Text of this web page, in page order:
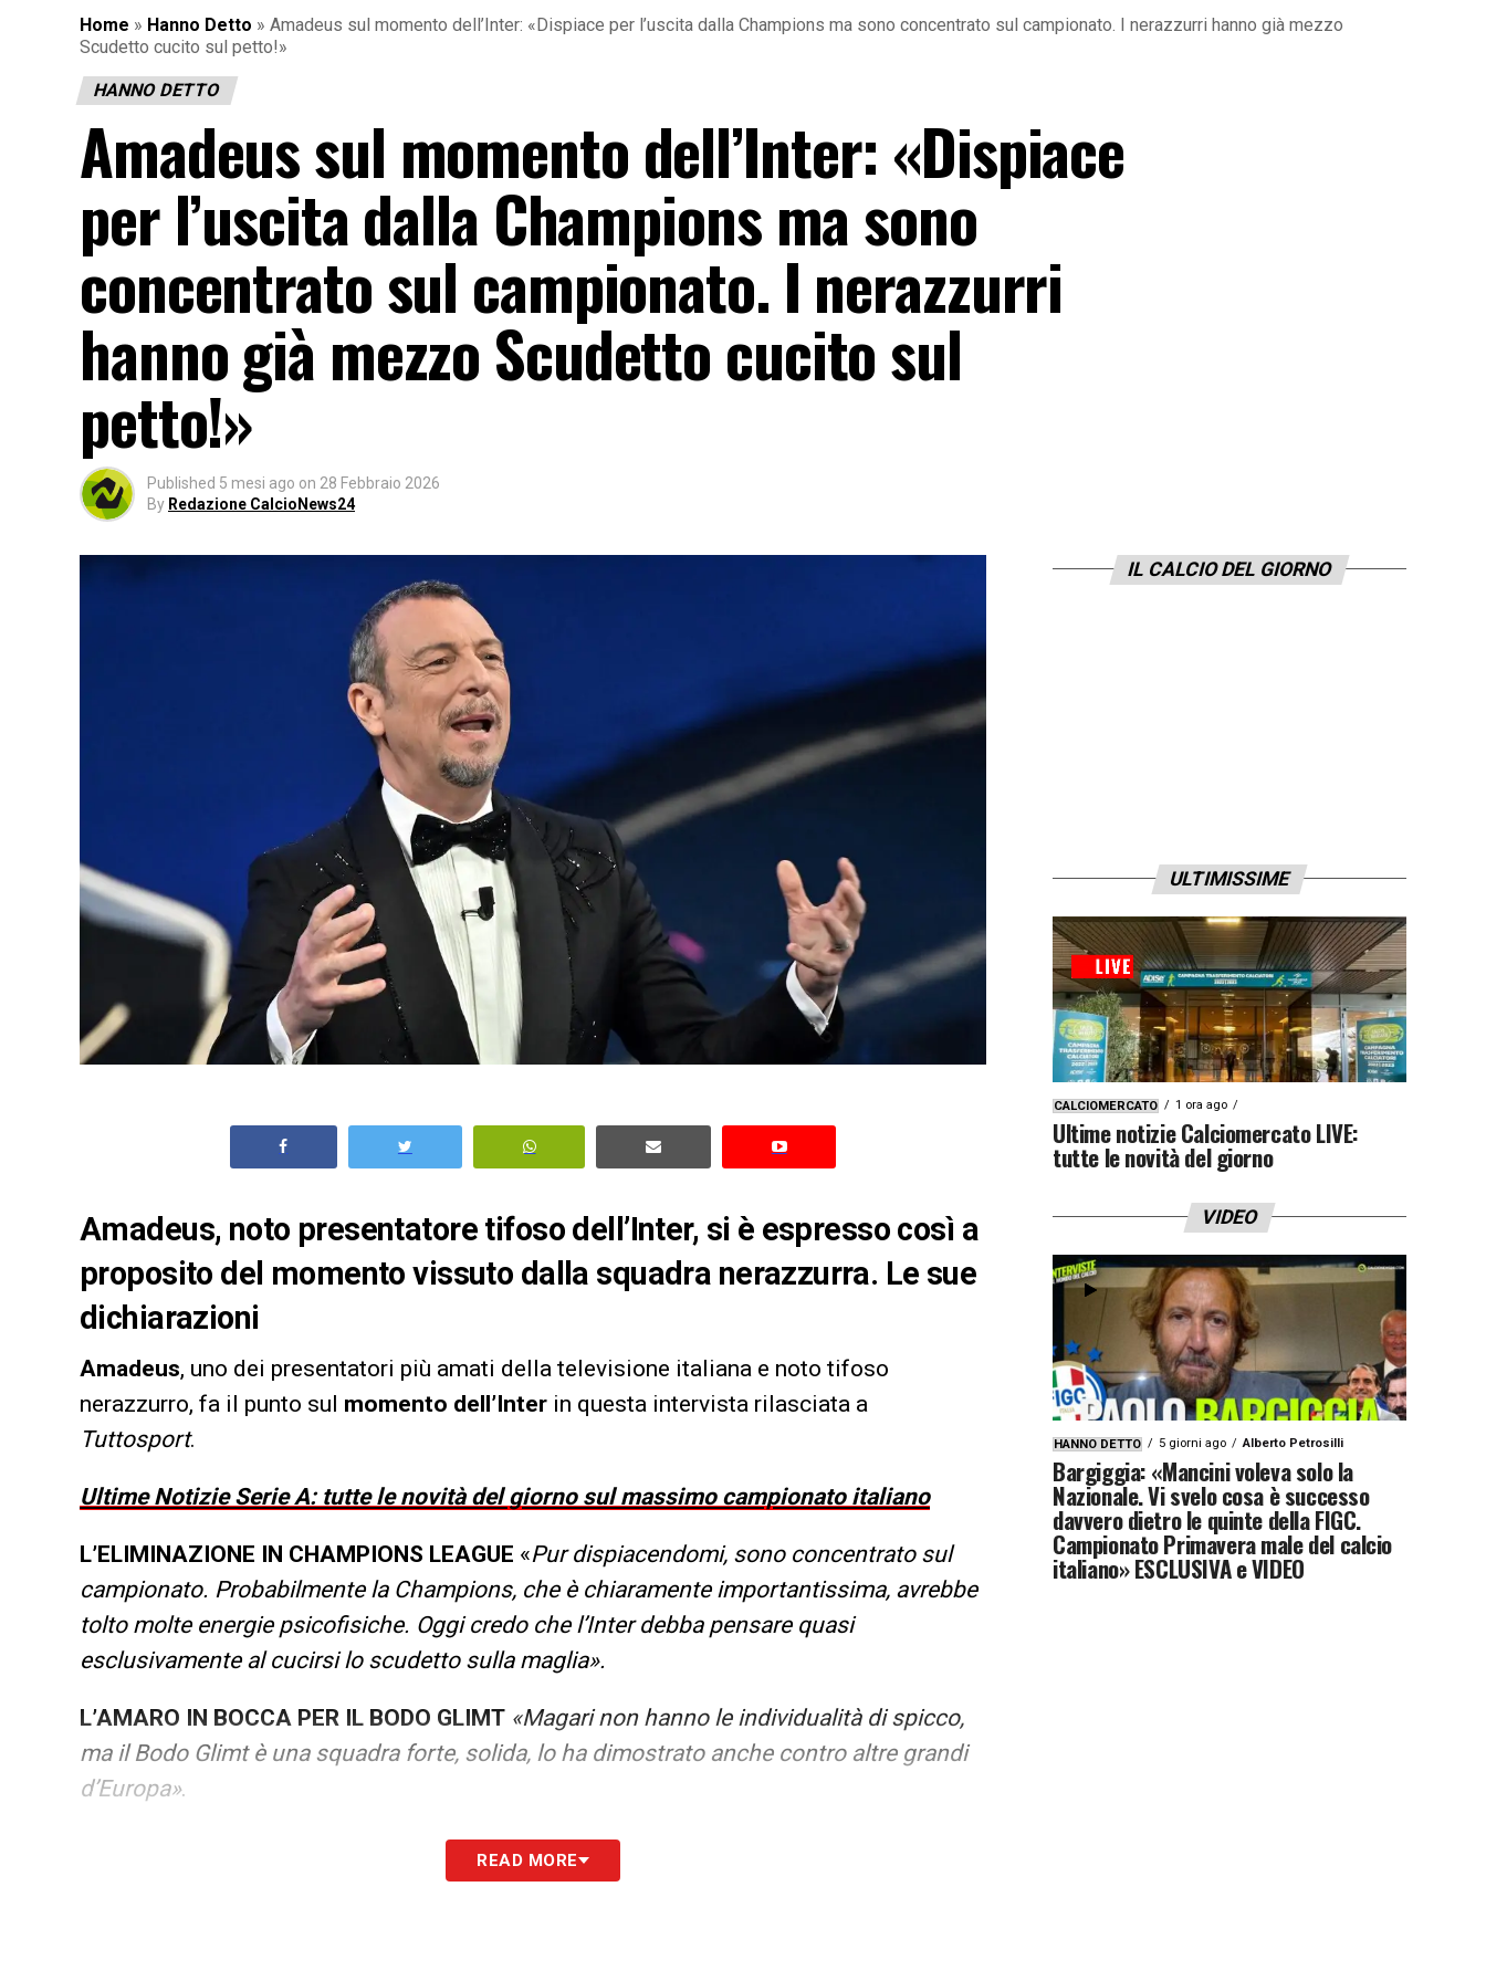
Home » Hanno Detto » Amadeus sul momento dell’Inter: «Dispiace per l’uscita dalla Champions ma sono concentrato sul campionato. I nerazzurri hanno già mezzo
Scudetto cucito sul petto!»
HANNO DETTO
Amadeus sul momento dell’Inter: «Dispiace
per l’uscita dalla Champions ma sono
concentrato sul campionato. I nerazzurri
hanno già mezzo Scudetto cucito sul
petto!»
Published 5 mesi ago on 28 Febbraio 2026
By Redazione CalcioNews24
Amadeus, noto presentatore tifoso dell’Inter, si è espresso così a
proposito del momento vissuto dalla squadra nerazzurra. Le sue
dichiarazioni
Amadeus, uno dei presentatori più amati della televisione italiana e noto tifoso
nerazzurro, fa il punto sul momento dell’Inter in questa intervista rilasciata a
Tuttosport.
Ultime Notizie Serie A: tutte le novità del giorno sul massimo campionato italiano
L’ELIMINAZIONE IN CHAMPIONS LEAGUE «Pur dispiacendomi, sono concentrato sul
campionato. Probabilmente la Champions, che è chiaramente importantissima, avrebbe
tolto molte energie psicofisiche. Oggi credo che l’Inter debba pensare quasi
esclusivamente al cucirsi lo scudetto sulla maglia».
L’AMARO IN BOCCA PER IL BODO GLIMT «Magari non hanno le individualità di spicco,
ma il Bodo Glimt è una squadra forte, solida, lo ha dimostrato anche contro altre grandi
d’Europa».
L’ATALANTA UNICA ITALIANA IN CHAMPIONS«Sull’Atalanta si fa psicologicamente un
ragionamento diverso. L’Europa è una vetrina importantissima. Non stanno lottando per
READ MORE
IL CALCIO DEL GIORNO
ULTIMISSIME
CALCIOMERCATO 1 ora ago
Ultime notizie Calciomercato LIVE:
tutte le novità del giorno
VIDEO
HANNO DETTO 5 giorni ago Alberto Petrosilli
Bargiggia: «Mancini voleva solo la
Nazionale. Vi svelo cosa è successo
davvero dietro le quinte della FIGC.
Campionato Primavera male del calcio
italiano» ESCLUSIVA e VIDEO